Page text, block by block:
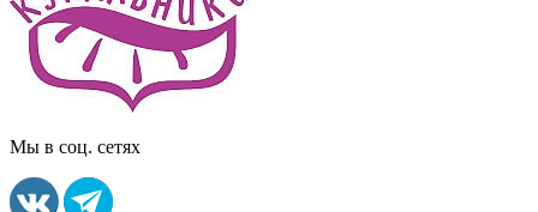
Мы в соц. сетях